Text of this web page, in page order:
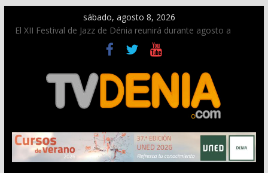
sábado, agosto 8, 2026
El XII Festival de Jazz de Dénia reunirá durante agosto a
figuras nacionales e internacionales en los Jardins de
Una nueva oportunidad para donar sangre en Cruz Roja
El bando moro protagonista en la Segunda Entraeta Festera
Paco Adsuar dona al Arxiu de Dénia más de 50.000 imágenes
La Entraeta Festera llena de ambiente la calle Marqués de
Campo con la recepción a la Capitanía Cristiana